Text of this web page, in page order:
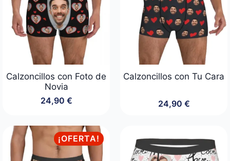
Calzoncillos con Foto de
Novia
24,90 €
Calzoncillos con Tu Cara
24,90 €
¡OFERTA!